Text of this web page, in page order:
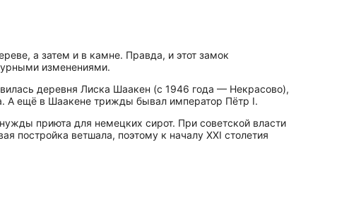
а затем и в камне. Правда, и этот замок
изменениями.
деревня Лиска Шаакен (с 1946 года — Некрасово),
А ещё в Шаакене трижды бывал император Пётр I.
приюта для немецких сирот. При советской власти
постройка ветшала, поэтому к началу XXI столетия